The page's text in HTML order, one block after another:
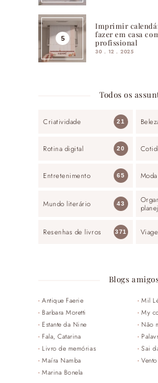
Imprimir
fazer em casa
profissional
30 . 12 . 2025
Todos os
Criatividade 21
Rotina digital 20
Entretenimento 65 Moda
Mundo literário 43
Resenhas de livros 371
Blogs
Antique Faerie
Barbara Moretti
Estante da Nine
Fala, Catarina
Livro de memórias
Maíra Namba
Marina Bonela
Mil
My
Não
Sai